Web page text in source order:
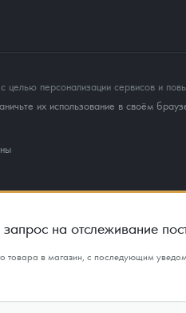
персонализации сервисов и
их использование в своём
на отслеживание
товара в магазин, с последующим